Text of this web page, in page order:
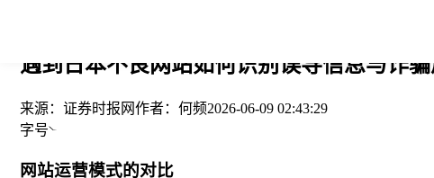
遇到日本不良网站如何识别误导信息与诈
来源： 证券时报网作者： 何频2026-06-09 02:43:29
字号
网站运营模式的对比